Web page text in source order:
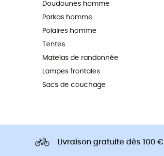
Doudounes homme
Parkas homme
Polaires homme
Tentes
Matelas de randonnée
Lampes frontales
Sacs de couchage
Livraison gratuite dès 100 €